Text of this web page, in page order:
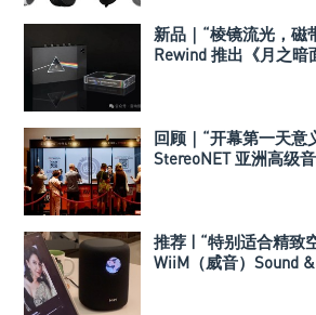
新品｜“棱镜流光，磁
Rewind 推出《月之
回顾｜“开幕第一天意
StereoNET 亚洲高级
推荐 | “特别适合精致
WiiM（威音）Sound